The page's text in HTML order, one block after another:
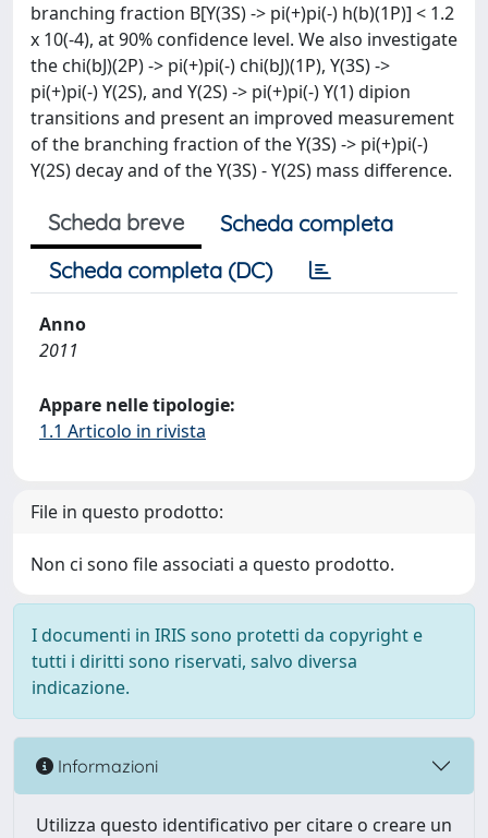
branching fraction B[Y(3S) -> pi(+)pi(-) h(b)(1P)] < 1.2
x 10(-4), at 90% confidence level. We also investigate
the chi(bJ)(2P) -> pi(+)pi(-) chi(bJ)(1P), Y(3S) ->
pi(+)pi(-) Y(2S), and Y(2S) -> pi(+)pi(-) Y(1) dipion
transitions and present an improved measurement
of the branching fraction of the Y(3S) -> pi(+)pi(-)
Y(2S) decay and of the Y(3S) - Y(2S) mass difference.
Scheda breve
Scheda completa
Scheda completa (DC)
Anno
2011
Appare nelle tipologie:
1.1 Articolo in rivista
File in questo prodotto:
Non ci sono file associati a questo prodotto.
I documenti in IRIS sono protetti da copyright e
tutti i diritti sono riservati, salvo diversa
indicazione.
Informazioni
Utilizza questo identificativo per citare o creare un